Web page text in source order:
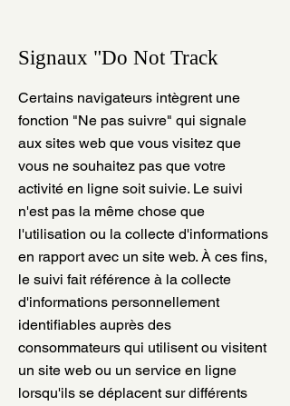
Signaux "Do Not Track
Certains navigateurs intègrent une
fonction "Ne pas suivre" qui signale
aux sites web que vous visitez que
vous ne souhaitez pas que votre
activité en ligne soit suivie. Le suivi
n'est pas la même chose que
l'utilisation ou la collecte d'informations
en rapport avec un site web. À ces fins,
le suivi fait référence à la collecte
d'informations personnellement
identifiables auprès des
consommateurs qui utilisent ou visitent
un site web ou un service en ligne
lorsqu'ils se déplacent sur différents